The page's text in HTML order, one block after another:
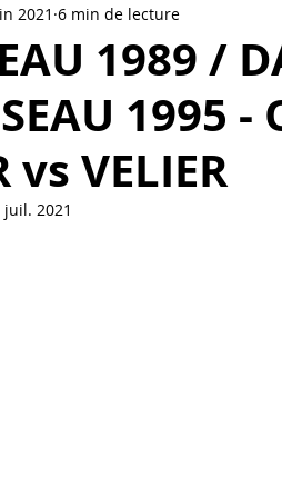
brasserie TROIS RIVIERES 2
Cidrerie Bourbon
1989 /
1995 -
vs VELIER
2021 6 min de lecture
juil. 2021